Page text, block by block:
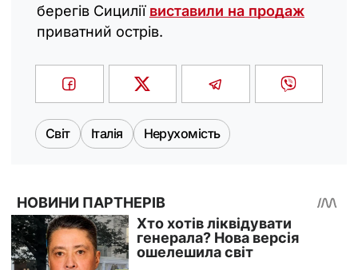
берегів Сицилії виставили на продаж
приватний острів.
Світ Італія Нерухомість